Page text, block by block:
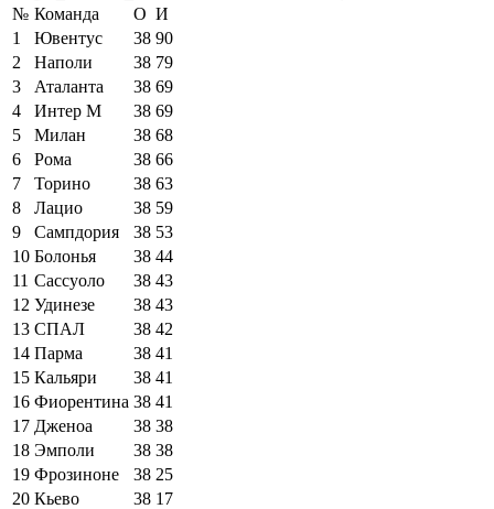
№ Команда О И
1
Ювентус 38 90
2
Наполи 38 79
3
Аталанта 38 69
4
Интер М 38 69
5
Милан 38 68
6
Рома 38 66
7
Торино 38 63
8
Лацио 38 59
9
Сампдория 38 53
10 Болонья 38 44
11 Сассуоло 38 43
12 Удинезе 38 43
13 СПАЛ 38 42
14 Парма 38 41
15 Кальяри 38 41
16 Фиорентина 38 41
17 Дженоа 38 38
18 Эмполи 38 38
19 Фрозиноне 38 25
20 Кьево 38 17